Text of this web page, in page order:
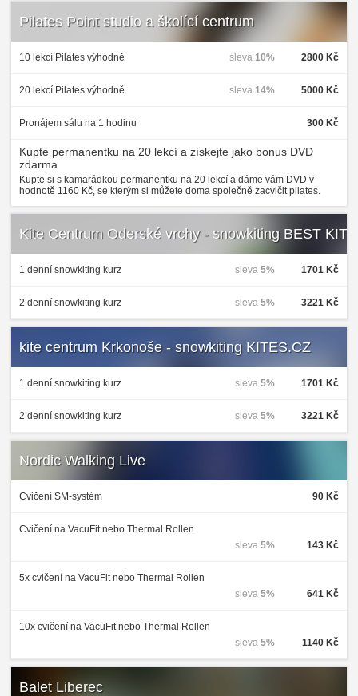
Pilates Point studio a školící centrum
10 lekcí Pilates výhodně 2800 Kč
sleva 10%
20 lekcí Pilates výhodně 5000 Kč
sleva 14%
Pronájem sálu na 1 hodinu 300 Kč
Kupte permanentku na 20 lekcí a získejte jako bonus DVD
zdarma
Kupte si s kamarádkou permanentku na 20 lekcí a dáme vám DVD v
hodnotě 1160 Kč, se kterým si můžete doma společně zacvičit pilates.
Kite Centrum Oderské vrchy - snowkiting BEST
1 denní snowkiting kurz 1701 Kč
sleva 5%
2 denní snowkiting kurz 3221 Kč
sleva 5%
kite centrum Krkonoše - snowkiting KITES.CZ
1 denní snowkiting kurz 1701 Kč
sleva 5%
2 denní snowkiting kurz 3221 Kč
sleva 5%
Nordic Walking Live
Cvičení SM-systém 90 Kč
Cvičení na VacuFit nebo Thermal Rollen
143 Kč
sleva 5%
5x cvičení na VacuFit nebo Thermal Rollen
641 Kč
sleva 5%
10x cvičení na VacuFit nebo Thermal Rollen
1140 Kč
sleva 5%
Balet Liberec